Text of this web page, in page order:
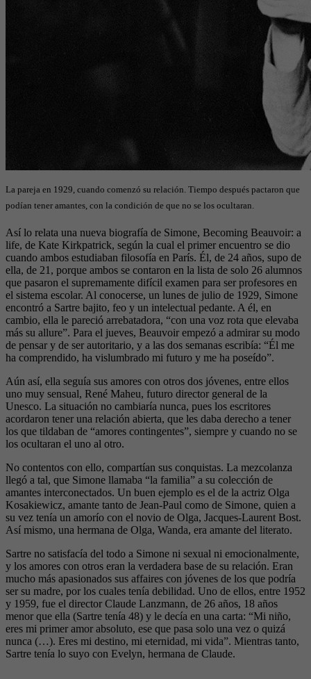
La pareja en 1929, cuando comenzó su relación. Tiempo después pactaron que
podían tener amantes, con la condición de que no se los ocultaran.
Así lo relata una nueva biografía de Simone, Becoming Beauvoir: a
life, de Kate Kirkpatrick, según la cual el primer encuentro se dio
cuando ambos estudiaban filosofía en París. Él, de 24 años, supo de
ella, de 21, porque ambos se contaron en la lista de solo 26 alumnos
que pasaron el supremamente difícil examen para ser profesores en
el sistema escolar. Al conocerse, un lunes de julio de 1929, Simone
encontró a Sartre bajito, feo y un intelectual pedante. A él, en
cambio, ella le pareció arrebatadora, “con una voz rota que elevaba
más su allure”. Para el jueves, Beauvoir empezó a admirar su modo
de pensar y de ser autoritario, y a las dos semanas escribía: “Él me
ha comprendido, ha vislumbrado mi futuro y me ha poseído”.
Aún así, ella seguía sus amores con otros dos jóvenes, entre ellos
uno muy sensual, René Maheu, futuro director general de la
Unesco. La situación no cambiaría nunca, pues los escritores
acordaron tener una relación abierta, que les daba derecho a tener
los que tildaban de “amores contingentes”, siempre y cuando no se
los ocultaran el uno al otro.
No contentos con ello, compartían sus conquistas. La mezcolanza
llegó a tal, que Simone llamaba “la familia” a su colección de
amantes interconectados. Un buen ejemplo es el de la actriz Olga
Kosakiewicz, amante tanto de Jean-Paul como de Simone, quien a
su vez tenía un amorío con el novio de Olga, Jacques-Laurent Bost.
Así mismo, una hermana de Olga, Wanda, era amante del literato.
Sartre no satisfacía del todo a Simone ni sexual ni emocionalmente,
y los amores con otros eran la verdadera base de su relación. Eran
mucho más apasionados sus affaires con jóvenes de los que podría
ser su madre, por los cuales tenía debilidad. Uno de ellos, entre 1952
y 1959, fue el director Claude Lanzmann, de 26 años, 18 años
menor que ella (Sartre tenía 48) y le decía en una carta: “Mi niño,
eres mi primer amor absoluto, ese que pasa solo una vez o quizá
nunca (…). Eres mi destino, mi eternidad, mi vida”. Mientras tanto,
Sartre tenía lo suyo con Evelyn, hermana de Claude.